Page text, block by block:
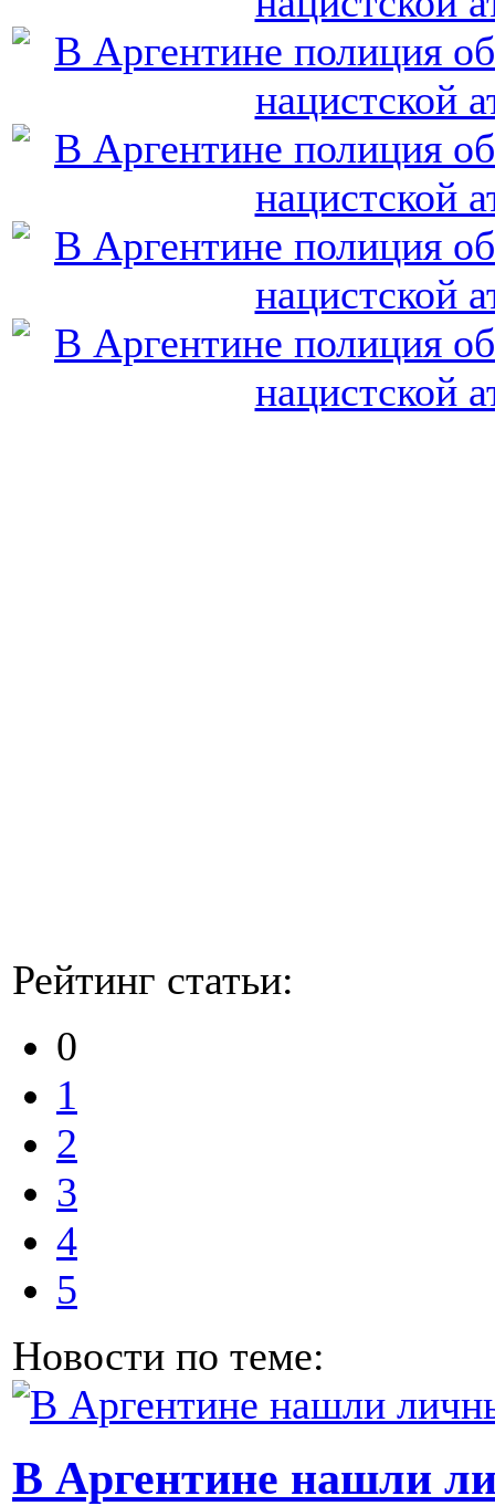
Рейтинг статьи:
0
1
2
3
4
5
Новости по теме:
В Аргентине нашли